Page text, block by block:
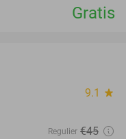
Gratis
9.1 star
Regulier €45